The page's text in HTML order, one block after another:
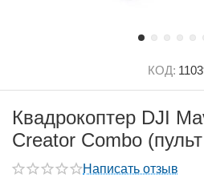
КОД:
Квадрокоптер DJI
Creator Combo
Написать отзыв